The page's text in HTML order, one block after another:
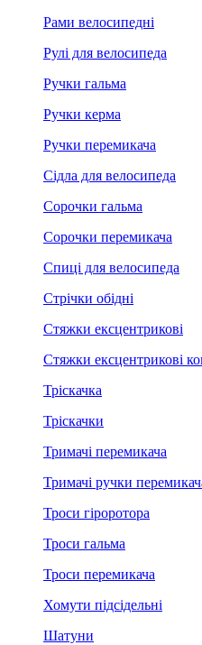
Рами велосипедні
Рулі для велосипеда
Ручки гальма
Ручки керма
Ручки перемикача
Сідла для велосипеда
Сорочки гальма
Сорочки перемикача
Спиці для велосипеда
Стрічки обідні
Стяжки ексцентрикові
Стяжки ексцентрикові
Тріскачка
Тріскачки
Тримачі перемикача
Тримачі ручки
Троси гіроротора
Троси гальма
Троси перемикача
Хомути підсідельні
Шатуни